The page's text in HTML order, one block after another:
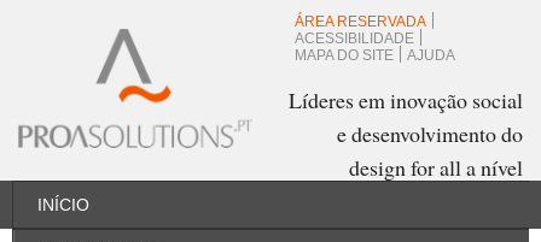
ÁREA RESERVADA
ACESSIBILIDADE
MAPA DO SITE
AJUDA
Líderes em inovação social
e desenvolvimento do
design for all a nível
INÍCIO